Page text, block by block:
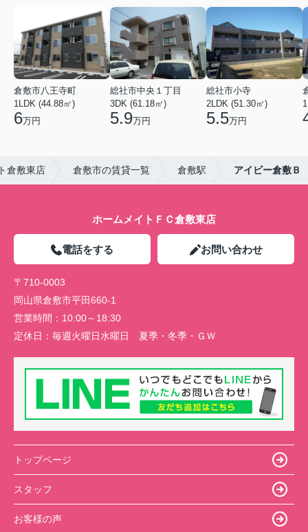
倉敷市八王寺町
1LDK (44.88㎡)
6万円
総社市中央１丁目
3DK (61.18㎡)
5.9万円
総社市小寺
2LDK (51.30㎡)
5.5万円
倉敷東店 倉敷市の賃貸一覧 倉敷駅 アイビー倉敷Ｂ
ホームメイトＦＣ倉敷東店
電話をする お問い合わせ
〒710-0003
岡山県倉敷市平田660-1
営業時間： 10:00～18:30
定休日： 毎週火曜日水曜日 夏季・冬季・ＧＷ
トップページ
スタッフ
お客様の声